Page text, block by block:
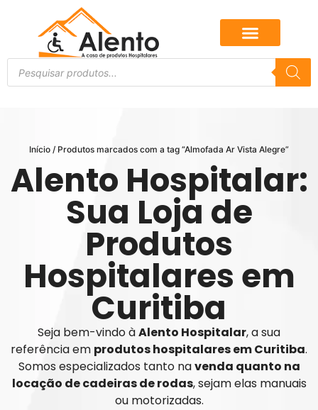
Início / Produtos marcados com a tag “Almofada Ar Vista Alegre”
Alento Hospitalar:
Sua Loja de
Produtos
Hospitalares em
Curitiba
Seja bem-vindo àAlento Hospitalar, a sua
referência em produtos hospitalares em Curitiba.
Somos especializados tanto navenda quanto na
locação de cadeiras de rodas, sejam elas manuais
ou motorizadas.